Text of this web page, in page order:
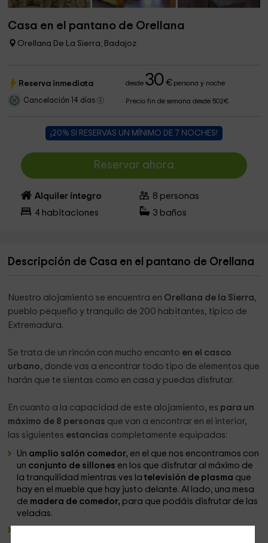
Casa en el pantano de Orellana
Orellana De La Sierra, Badajoz
Reserva inmediata desde30 €persona y noche
Cancelación 14 días Precio fin de semana desde 502€
¡20% SI RESERVAS UN MÍNIMO DE 7 NOCHES!
Reservar ahora
Alquiler íntegro 8 personas
4 habitaciones 3 baños
Descripción de Casa en el pantano de Orellana
Nuestro alojamiento se encuentra en Orellana de la Sierra,
pueblo pequeño y tranquilo de 200 habitantes, típico de
Extremadura.
Se trata de un rincón con mucho encanto en el casco
urbano, donde vas a encontrar todo tipo de elementos que
harán que te sientas como en casa y puedas disfrutar.
En cuanto a la capacidad de este alojamiento, es para un
máximo de 8 personas que van a encontrar en el interior,
las siguientes estancias completamente equipadas:
Un amplio salón comedor, en el que nos encontramos con
un conjunto de sillones en los que disfrutar al máximo de
la tranquilidad mientras ves la televisión de plasma que
hay en el mueble que hay justo delante. Al lado, una mesa
de madera de comedor, para que podáis disfrutar de las
veladas.